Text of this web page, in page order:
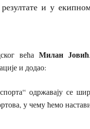
и у
већа Милан Јовић
и додао:
одржавају се
у чему ћемо